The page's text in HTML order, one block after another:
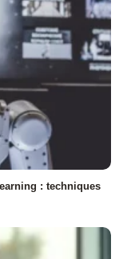
: techniques